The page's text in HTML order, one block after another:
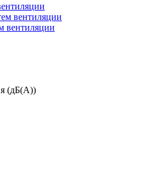
вентиляции
вентиляции
(дБ(А))